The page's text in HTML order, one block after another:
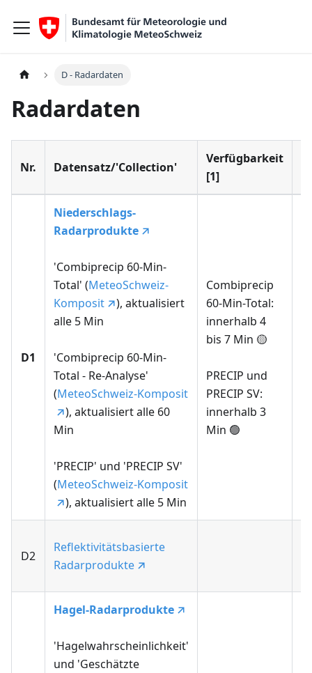
D - Radardaten
Radardaten
Nr. Datensatz/'Collection'
Verfügbarkeit
[1]
D1
Niederschlags-
Radarprodukte
'Combiprecip 60-Min-
Total' (MeteoSchweiz-
Komposit
), aktualisiert
alle 5 Min
'Combiprecip 60-Min-
Total - Re-Analyse'
(MeteoSchweiz-Komposit
), aktualisiert alle 60
Min
'PRECIP' und 'PRECIP SV'
(MeteoSchweiz-Komposit
), aktualisiert alle 5 Min
Combiprecip
60-Min-Total:
innerhalb 4
bis 7 Min 🟡
PRECIP und
PRECIP SV:
innerhalb 3
Min 🟢
D2
Reflektivitätsbasierte
Radarprodukte
Hagel-Radarprodukte
'Hagelwahrscheinlichkeit'
und 'Geschätzte